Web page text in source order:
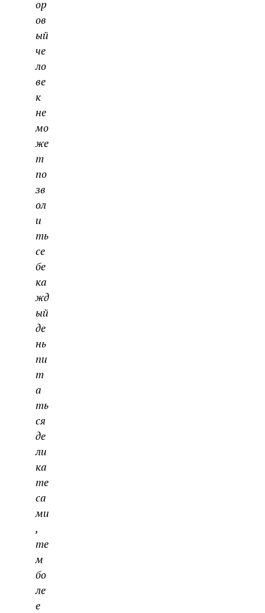
ор
ов
ый
че
ло
ве
к
не
мо
же
т
по
зв
ол
и
ть
се
бе
ка
жд
ый
де
нь
пи
т
а
ть
ся
де
ли
ка
те
са
ми
,
те
м
бо
ле
е